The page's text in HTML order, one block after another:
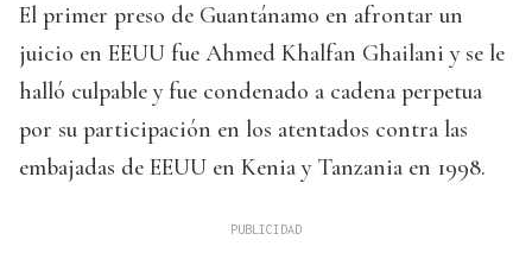
El primer preso de Guantánamo en afrontar un
juicio en EEUU fue Ahmed Khalfan Ghailani y se le
halló culpable y fue condenado a cadena perpetua
por su participación en los atentados contra las
embajadas de EEUU en Kenia y Tanzania en 1998.